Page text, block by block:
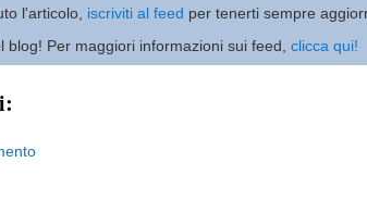
l'articolo, iscriviti al feed per tenerti sempre
blog! Per maggiori informazioni sui feed, clicca qui!